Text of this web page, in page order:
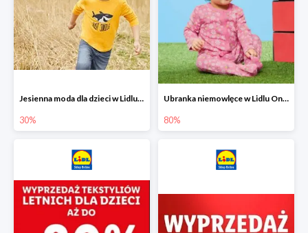
Jesienna moda dla dzieci w Lidlu Online do -30%
30%
Ubranka niemowlęce w Lidlu Online do -80%
80%